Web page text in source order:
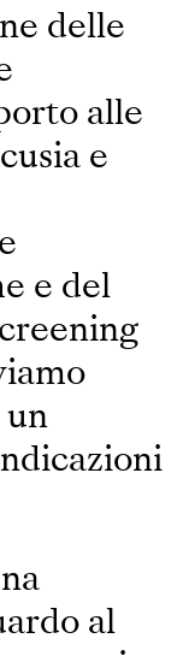
delle
alle
e
e del
un
al